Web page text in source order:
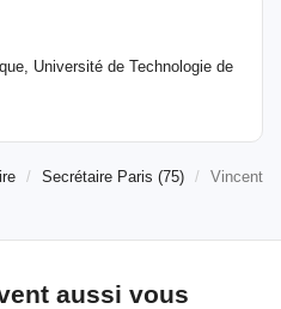
Université de Technologie de
Secrétaire Paris (75) Vincent
aussi vous